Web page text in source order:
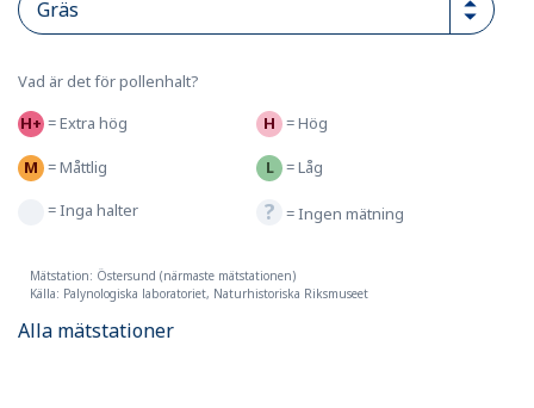
Vad är det för pollenhalt?
=Extra hög =Hög
=Måttlig =Låg
=Inga halter =Ingen mätning
Mätstation: Östersund (närmaste mätstationen)
Källa: Palynologiska laboratoriet, Naturhistoriska Riksmuseet
Alla mätstationer